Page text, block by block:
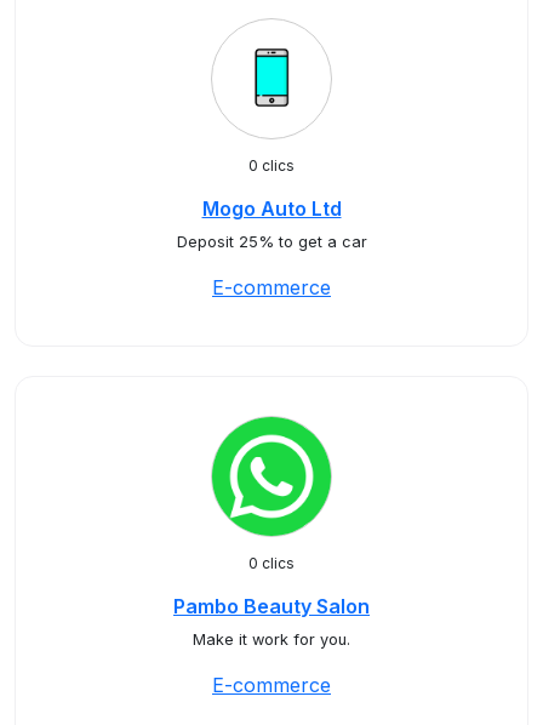
0 clics
Mogo Auto Ltd
Deposit 25% to get a car
E-commerce
0 clics
Pambo Beauty Salon
Make it work for you.
E-commerce